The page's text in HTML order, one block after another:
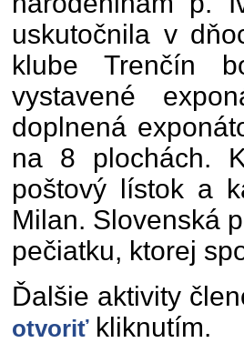
uskutočnila v
klube Trenčín
vystavené
doplnená
na 8 plochách.
poštový lístok a
Milan. Slovenská
pečiatku, ktorej
Ďalšie aktivity
otvoriťkliknutím.